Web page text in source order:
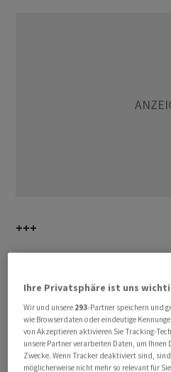
+++
Der US-Elektroautobauer
schwachen
Management-Umbau die
geben 4,4 Prozent nach.
Angaben im zweiten Quartal
Ihre Privatsphäre ist uns
Wir und unsere 293-Partner speichern und
wie Browserdaten oder eindeutige
von Akzeptieren aktivieren Sie Tracking-
unsere Partner verarbeiten Daten, um
Zwecke. Wenn Tracker deaktiviert sind,
möglicherweise nicht mehr so relevant für